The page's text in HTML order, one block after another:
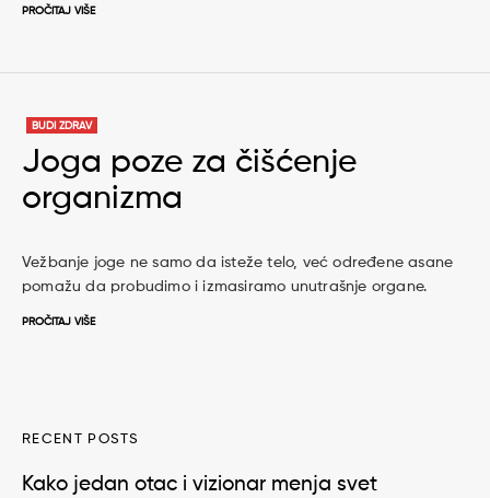
PROČITAJ VIŠE
BUDI ZDRAV
Joga poze za čišćenje
organizma
Vežbanje joge ne samo da isteže telo, već određene asane
pomažu da probudimo i izmasiramo unutrašnje organe.
PROČITAJ VIŠE
RECENT POSTS
Kako jedan otac i vizionar menja svet